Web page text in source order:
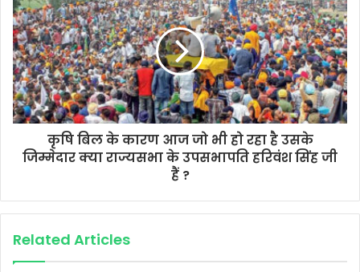
कृषि बिल के कारण आज जो भी हो रहा है उसके
जिम्मेदार क्या राज्यसभा के उपसभापति हरिवंश सिंह जी
हैं ?
Related Articles